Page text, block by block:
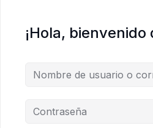
¡Hola, bienvenido